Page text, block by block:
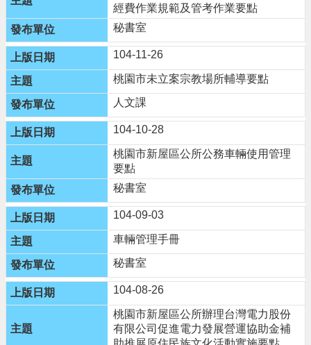
經費作業規範及管考作業要點
秘書室
104-11-26
桃園市未立案宗教場所輔導要點
人文課
104-10-28
桃園市新屋區公所公務車輛使用管理
要點
秘書室
104-09-03
車輛管理手冊
秘書室
104-08-26
桃園市新屋區公所辦理台灣電力股份
有限公司促進電力發展營運協助金補